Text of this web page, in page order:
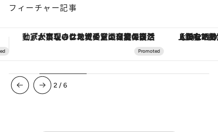
フィーチャー記事
【銀座で出合う最旬美容】美髪ケアや上質な眠り…セルフケアのアップデートから、特別な名入れギフトまで。大人のための「ReFa GINZA」クルーズ
3 /6